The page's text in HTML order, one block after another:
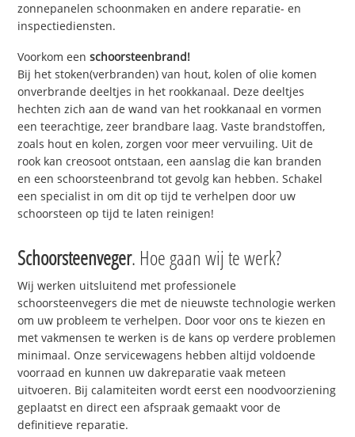
zonnepanelen schoonmaken en andere reparatie- en
inspectiediensten.
Voorkom eenschoorsteenbrand!
Bij het stoken(verbranden) van hout, kolen of olie komen
onverbrande deeltjes in het rookkanaal. Deze deeltjes
hechten zich aan de wand van het rookkanaal en vormen
een teerachtige, zeer brandbare laag. Vaste brandstoffen,
zoals hout en kolen, zorgen voor meer vervuiling. Uit de
rook kan creosoot ontstaan, een aanslag die kan branden
en een schoorsteenbrand tot gevolg kan hebben. Schakel
een specialist in om dit op tijd te verhelpen door uw
schoorsteen op tijd te laten reinigen!
Schoorsteenveger. Hoe gaan wij te werk?
Wij werken uitsluitend met professionele
schoorsteenvegers die met de nieuwste technologie werken
om uw probleem te verhelpen. Door voor ons te kiezen en
met vakmensen te werken is de kans op verdere problemen
minimaal. Onze servicewagens hebben altijd voldoende
voorraad en kunnen uw dakreparatie vaak meteen
uitvoeren. Bij calamiteiten wordt eerst een noodvoorziening
geplaatst en direct een afspraak gemaakt voor de
definitieve reparatie.